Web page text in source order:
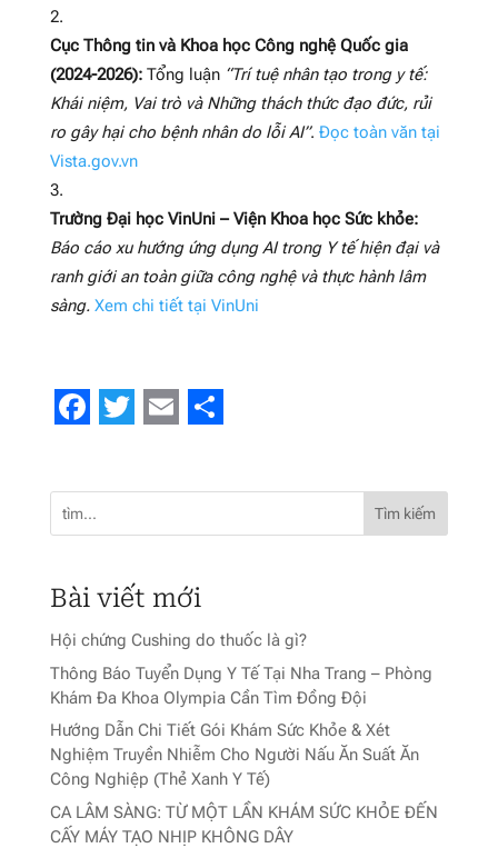
Cục Thông tin và Khoa học Công nghệ Quốc gia
(2024-2026):Tổng luận “Trí tuệ nhân tạo trong y tế:
Khái niệm, Vai trò và Những thách thức đạo đức, rủi
ro gây hại cho bệnh nhân do lỗi AI”. Đọc toàn văn tại
Vista.gov.vn
Trường Đại học VinUni – Viện Khoa học Sức khỏe:
Báo cáo xu hướng ứng dụng AI trong Y tế hiện đại và
ranh giới an toàn giữa công nghệ và thực hành lâm
sàng. Xem chi tiết tại VinUni
Tìm kiếm
Bài viết mới
Hội chứng Cushing do thuốc là gì?
Thông Báo Tuyển Dụng Y Tế Tại Nha Trang – Phòng
Khám Đa Khoa Olympia Cần Tìm Đồng Đội
Hướng Dẫn Chi Tiết Gói Khám Sức Khỏe & Xét
Nghiệm Truyền Nhiễm Cho Người Nấu Ăn Suất Ăn
Công Nghiệp (Thẻ Xanh Y Tế)
CA LÂM SÀNG: TỪ MỘT LẦN KHÁM SỨC KHỎE ĐẾN
CẤY MÁY TẠO NHỊP KHÔNG DÂY